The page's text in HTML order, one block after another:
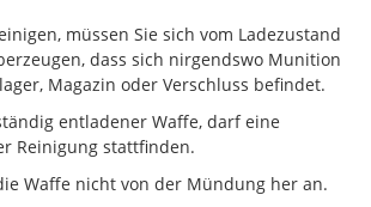
müssen Sie sich vom Ladezustand
dass sich nirgendswo Munition
Magazin oder Verschluss befindet.
entladener Waffe, darf eine
Reinigung stattfinden.
Waffe nicht von der Mündung her an.